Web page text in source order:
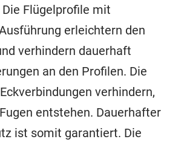
Flügelprofile mit
erleichtern den
verhindern dauerhaft
an den Profilen. Die
verhindern,
entstehen. Dauerhafter
ist somit garantiert. Die